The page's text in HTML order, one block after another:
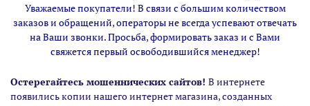
Уважаемые покупатели! В связи с большим количеством
заказов и обращений, операторы не всегда успевают отвечать
на Ваши звонки. Просьба, формировать заказ и с Вами
свяжется первый освободившийся менеджер!
Остерегайтесь мошеннических сайтов! В интернете
появились копии нашего интернет магазина,созданных